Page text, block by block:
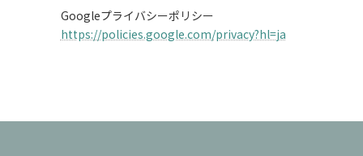
Googleプライバシーポリシー
https://policies.google.com/privacy?hl=ja